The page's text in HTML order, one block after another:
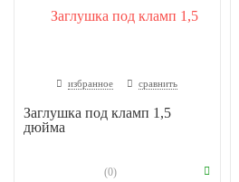
избранное сравнить
Заглушка под кламп 1,5
дюйма
(0)